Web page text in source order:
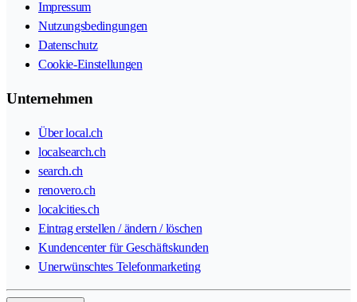
Impressum
Nutzungsbedingungen
Datenschutz
Cookie-Einstellungen
Unternehmen
Über local.ch
localsearch.ch
search.ch
renovero.ch
localcities.ch
Eintrag erstellen / ändern / löschen
Kundencenter für Geschäftskunden
Unerwünschtes Telefonmarketing